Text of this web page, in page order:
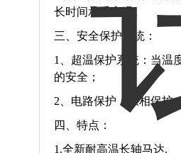
长时间承受高温。
三、安全保护系统：
1、超温保护系统：当温
的安全；
2、电路保护：缺相保护
四、特点：
1.全新耐高温长轴马达.